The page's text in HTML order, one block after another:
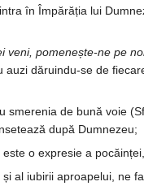
în Împărăția lui
veni, pomenește-ne pe
dăruindu-se de
smerenia de bună voie
după Dumnezeu;
o expresie a
al iubirii aproapelui, ne